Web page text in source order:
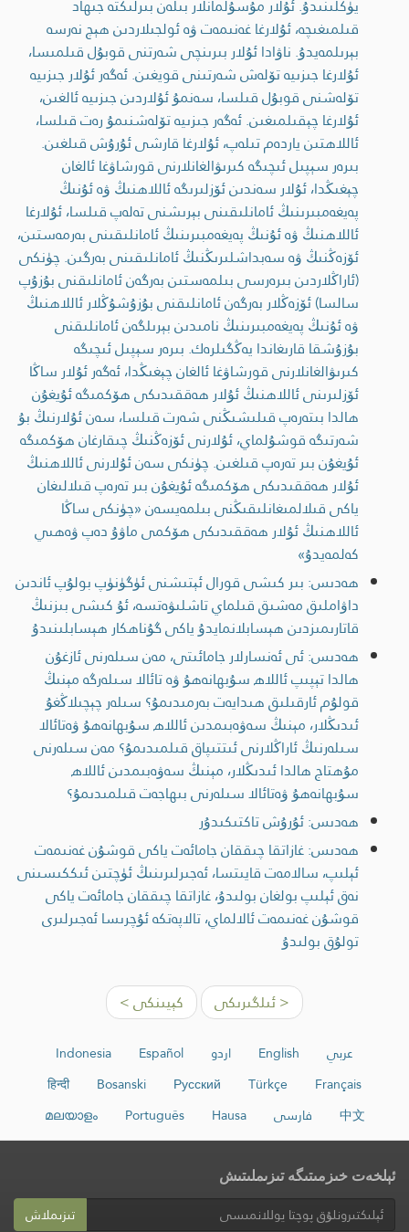
يۈكلىنىدۇ. ئۇلار مۇسۇلمانلار بىلەن بىرلىكتە جىھاد
قىلمىغىچە، ئۇلارغا غەنىمەت ۋە ئولجىلاردىن ھېچ نەرسە
بېرىلمەيدۇ. ناۋادا ئۇلار بىرىنچى شەرتنى قوبۇل قىلمىسا،
ئۇلارغا جىزىيە تۆلەش شەرتىنى قويغىن. ئەگەر ئۇلار جىزىيە
تۆلەشنى قوبۇل قىلسا، سەنمۇ ئۇلاردىن جىزىيە ئالغىن،
ئۇلارغا چېقىلمىغىن. ئەگەر جىزىيە تۆلەشنىمۇ رەت قىلسا،
ئاللاھتىن ياردەم تىلەپ، ئۇلارغا قارشى ئۇرۇش قىلغىن.
بىرەر سېپىل ئىچىگە كىرىۋالغانلارنى قورشاۋغا ئالغان
چېغىڭدا، ئۇلار سەندىن ئۆزلىرىگە ئاللاھنىڭ ۋە ئۇنىڭ
پەيغەمبىرىنىڭ ئامانلىقىنى بېرىشنى تەلەپ قىلسا، ئۇلارغا
ئاللاھنىڭ ۋە ئۇنىڭ پەيغەمبىرىنىڭ ئامانلىقىنى بەرمەستىن،
ئۆزەڭنىڭ ۋە سەبداشلىرىڭنىڭ ئامانلىقىنى بەرگىن. چۈنكى
(ئاراڭلاردىن بىرەرسى بىلمەستىن بەرگەن ئامانلىقنى بۇزۇپ
سالسا) ئۆزەڭلار بەرگەن ئامانلىقنى بۇزۇشۇڭلار ئاللاھنىڭ
ۋە ئۇنىڭ پەيغەمبىرىنىڭ نامىدىن بېرىلگەن ئامانلىقنى
بۇزۇشقا قارىغاندا يەڭگىلرەك. بىرەر سېپىل ئىچىگە
كىرىۋالغانلارنى قورشاۋغا ئالغان چېغىڭدا، ئەگەر ئۇلار ساڭا
ئۆزلىرىنى ئاللاھنىڭ ئۇلار ھەققىدىكى ھۆكمىگە ئۇيغۇن
ھالدا بىتەرەپ قىلىشىڭنى شەرت قىلسا، سەن ئۇلارنىڭ بۇ
شەرتىگە قوشۇلماي، ئۇلارنى ئۆزەڭنىڭ چىقارغان ھۆكمىگە
ئۇيغۇن بىر تەرەپ قىلغىن. چۈنكى سەن ئۇلارنى ئاللاھنىڭ
ئۇلار ھەققىدىكى ھۆكمىگە ئۇيغۇن بىر تەرەپ قىلالىغان
ياكى قىلالمىغانلىقىڭنى بىلمەيسەن «چۈنكى ساڭا
ئاللاھنىڭ ئۇلار ھەققىدىكى ھۆكمى ماۋۇ دەپ ۋەھىي
كەلمەيدۇ»
ھەدىس: بىر كىشى قورال ئېتىشنى ئۈگۈنۈپ بولۇپ ئاندىن
داۋاملىق مەشىق قىلماي تاشلىۋەتسە، ئۇ كىشى بىزنىڭ
قاتارىمىزدىن ھېسابلانمايدۇ ياكى گۇناھكار ھېسابلىنىدۇ
ھەدىس: ئى ئەنسارلار جامائىتى، مەن سىلەرنى ئازغۇن
ھالدا تېپىپ ئاللاھ سۇبھانەھۇ ۋە تائالا سىلەرگە مېنىڭ
قولۇم ئارقىلىق ھىدايەت بەرمىدىمۇ؟ سىلەر چېچىلاڭغۇ
ئىدىڭلار، مېنىڭ سەۋەبىمدىن ئاللاھ سۇبھانەھۇ ۋەتائالا
سىلەرنىڭ ئاراڭلارنى ئىتتىپاق قىلمىدىمۇ؟ مەن سىلەرنى
مۇھتاج ھالدا ئىدىڭلار، مېنىڭ سەۋەبىمدىن ئاللاھ
سۇبھانەھۇ ۋەتائالا سىلەرنى بىھاجەت قىلمىدىمۇ؟
ھەدىس: ئۇرۇش تاكتىكىدۇر
ھەدىس: غازاتقا چىققان جامائەت ياكى قوشۇن غەنىمەت
ئېلىپ، سالامەت قايىتسا، ئەجىرلىرىنىڭ ئۈچتىن ئىككىسىنى
نەق ئېلىپ بولغان بولىدۇ، غازاتقا چىققان جامائەت ياكى
قوشۇن غەنىمەت ئالالماي، تالاپەتكە ئۇچرىسا ئەجىرلىرى
تولۇق بولىدۇ
< ئىلگىرىكى كېيىنكى >
عربي English اردو Español
Indonesia
Français
Türkçe
Русский
Bosanski
हिन्दी
中文
فارسی Hausa
Português
മലയാളം
ئېلخەت خىزمىتىگە تىزىملىتىش
تىزىملاش